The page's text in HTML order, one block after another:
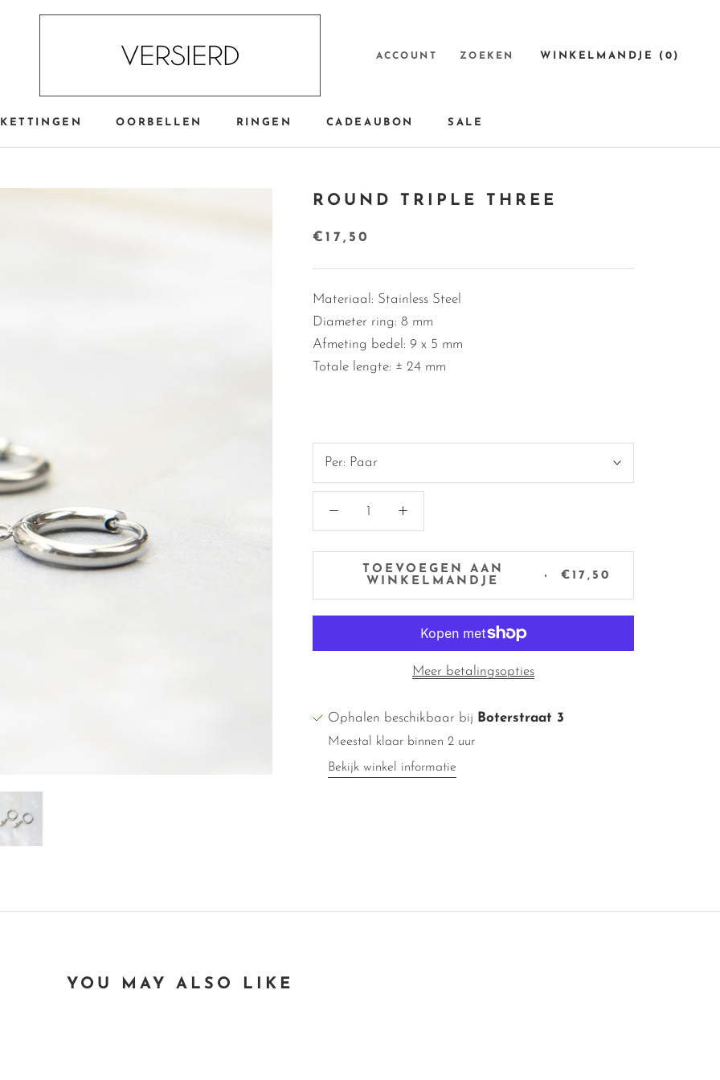
KETTINGEN OORBELLEN RINGEN
CADEAUBON
SALE
ACCOUNT ZOEKEN WINKELMANDJE ( 0 )
ROUND TRIPLE THREE
€17,50
Materiaal: Stainless Steel
Diameter ring: 8 mm
Afmeting bedel: 9 x 5 mm
Totale lengte: ± 24 mm
Per: Paar
TOEVOEGEN AAN
WINKELMANDJE
€17,50
Meer betalingsopties
Ophalen beschikbaar bij Boterstraat 3
Meestal klaar binnen 2 uur
Bekijk winkel informatie
YOU MAY ALSO LIKE